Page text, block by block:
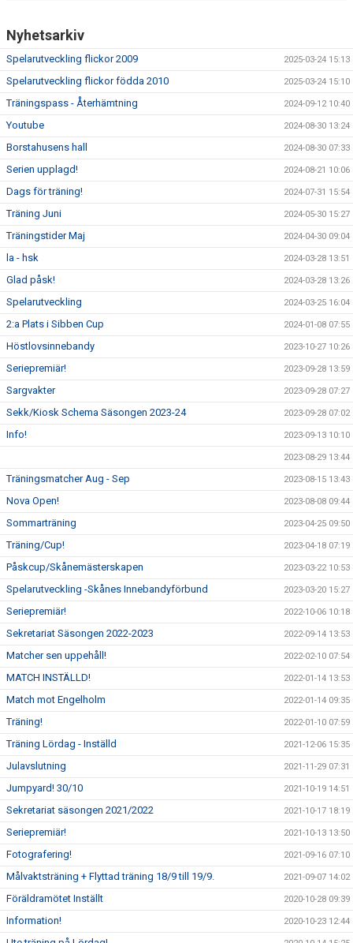
Nyhetsarkiv
Spelarutveckling flickor 2009 2025-03-24 15:13
Spelarutveckling flickor födda 2010 2025-03-24 15:10
Träningspass - Återhämtning 2024-09-12 10:40
Youtube 2024-08-30 13:24
Borstahusens hall 2024-08-30 07:33
Serien upplagd! 2024-08-21 10:06
Dags för träning! 2024-07-31 15:54
Träning Juni 2024-05-30 15:27
Träningstider Maj 2024-04-30 09:04
la - hsk 2024-03-28 13:51
Glad påsk! 2024-03-28 13:26
Spelarutveckling 2024-03-25 16:04
2:a Plats i Sibben Cup 2024-01-08 07:55
Höstlovsinnebandy 2023-10-27 10:26
Seriepremiär! 2023-09-28 13:59
Sargvakter 2023-09-28 07:27
Sekk/Kiosk Schema Säsongen 2023-24 2023-09-28 07:02
Info! 2023-09-13 10:10
2023-08-29 13:44
Träningsmatcher Aug - Sep 2023-08-15 13:43
Nova Open! 2023-08-08 09:44
Sommarträning 2023-04-25 09:50
Träning/Cup! 2023-04-18 07:19
Påskcup/Skånemästerskapen 2023-03-22 10:53
Spelarutveckling -Skånes Innebandyförbund 2023-03-20 15:27
Seriepremiär! 2022-10-06 10:18
Sekretariat Säsongen 2022-2023 2022-09-14 13:53
Matcher sen uppehåll! 2022-02-10 07:54
MATCH INSTÄLLD! 2022-01-14 13:53
Match mot Engelholm 2022-01-14 09:35
Träning! 2022-01-10 07:59
Träning Lördag - Inställd 2021-12-06 15:35
Julavslutning 2021-11-29 07:31
Jumpyard! 30/10 2021-10-19 14:51
Sekretariat säsongen 2021/2022 2021-10-17 18:19
Seriepremiär! 2021-10-13 13:50
Fotografering! 2021-09-16 07:10
Målvaktsträning + Flyttad träning 18/9 till 19/9. 2021-09-07 14:02
Föräldramötet Inställt 2020-10-28 09:39
Information! 2020-10-23 12:44